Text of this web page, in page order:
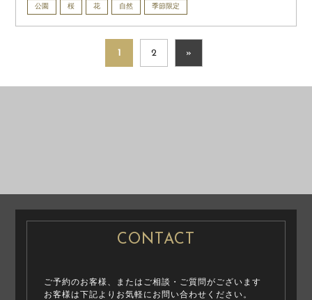
公園 桜 花 自然 季節限定
1 2 »
CONTACT
ご予約のお客様、またはご相談・ご質問がございます
お客様は下記よりお気軽にお問い合わせください。